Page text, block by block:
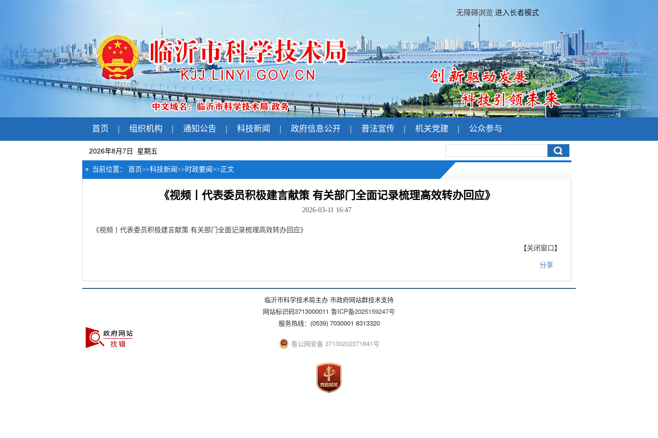
无障碍浏览 进入长者模式
首页 | 组织机构 | 通知公告 | 科技新闻 | 政府信息公开 | 普法宣传 | 机关党建 | 公众参与
2026年8月7日 星期五
当前位置： 首页>>科技新闻 >> 时政要闻 >> 正文
《视频丨代表委员积极建言献策 有关部门全面记录梳理高效转办回应》
2026-03-11 16:47
《视频丨代表委员积极建言献策 有关部门全面记录梳理高效转办回应》
【关闭窗口 】
分享
临沂市科学技术局主办 市政府网站群技术支持
网站标识码3713000011 鲁ICP备2025159247号
服务热线：(0539) 7030001 8313320
鲁公网安备 37130202371841号